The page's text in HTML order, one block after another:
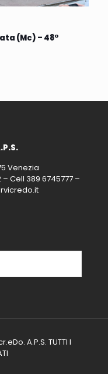
(Mc) – 48°
Venezia
Cell 389 6745777 –
A.P.S. TUTTI I